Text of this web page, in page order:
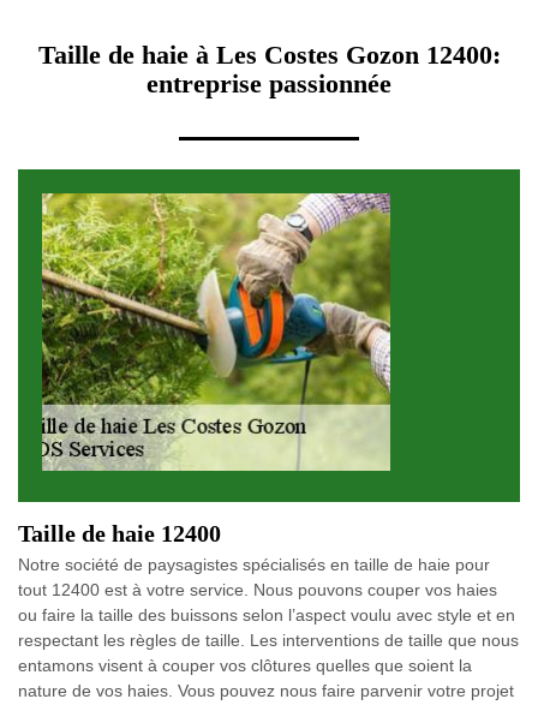
Taille de haie à Les Costes Gozon 12400:
entreprise passionnée
Taille de haie 12400
Notre société de paysagistes spécialisés en taille de haie pour
tout 12400 est à votre service. Nous pouvons couper vos haies
ou faire la taille des buissons selon l’aspect voulu avec style et en
respectant les règles de taille. Les interventions de taille que nous
entamons visent à couper vos clôtures quelles que soient la
nature de vos haies. Vous pouvez nous faire parvenir votre projet